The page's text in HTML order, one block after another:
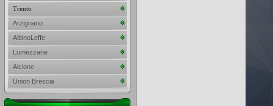
Trento
Arzignano
AlbinoLeffe
Lumezzane
Alcione
Union Brescia